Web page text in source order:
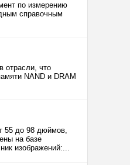
по измерению
справочным
отрасли, что
NAND и DRAM
55 до 98 дюймов,
на базе
изображений:...